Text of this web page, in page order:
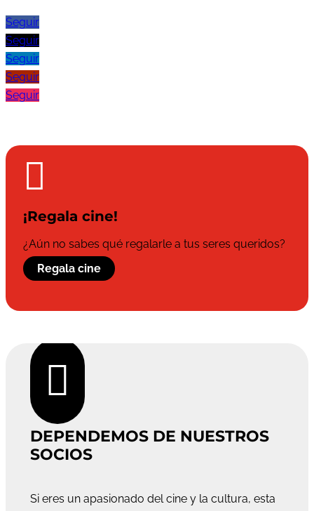
Seguir
Seguir
Seguir
Seguir
Seguir

¡Regala cine!
¿Aún no sabes qué regalarle a tus seres queridos?
Regala cine

DEPENDEMOS DE NUESTROS
SOCIOS
Si eres un apasionado del cine y la cultura, esta